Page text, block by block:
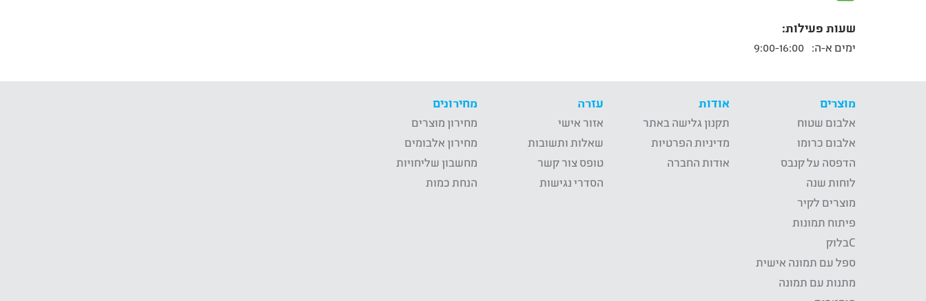
שעות פעילות:
ימים א-ה:
מוצרים
אלבום שטוח
אלבום כרומו
הדפסה על קנבס
לוחות שנה
מוצרים לקיר
פיתוח תמונות
Cבלוק
ספל עם תמונה אישית
מתנות עם תמונה
אודות
תקנון גלישה באתר
מדיניות הפרטיות
אודות החברה
עזרה
אזור אישי
שאלות ותשובות
טופס צור קשר
הסדרי נגישות
מחירונים
מחירון מוצרים
מחירון אלבומים
מחשבון שליחויות
הנחת כמות